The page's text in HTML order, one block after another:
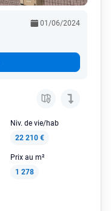
01/06/2024
Niv. de vie/hab
22 210 €
Prix au m²
1 278